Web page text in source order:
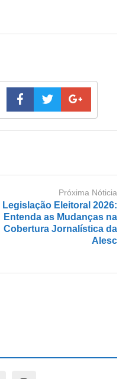
Próxima Nóticia
Legislação Eleitoral 2026:
Entenda as Mudanças na
Cobertura Jornalística da
Alesc